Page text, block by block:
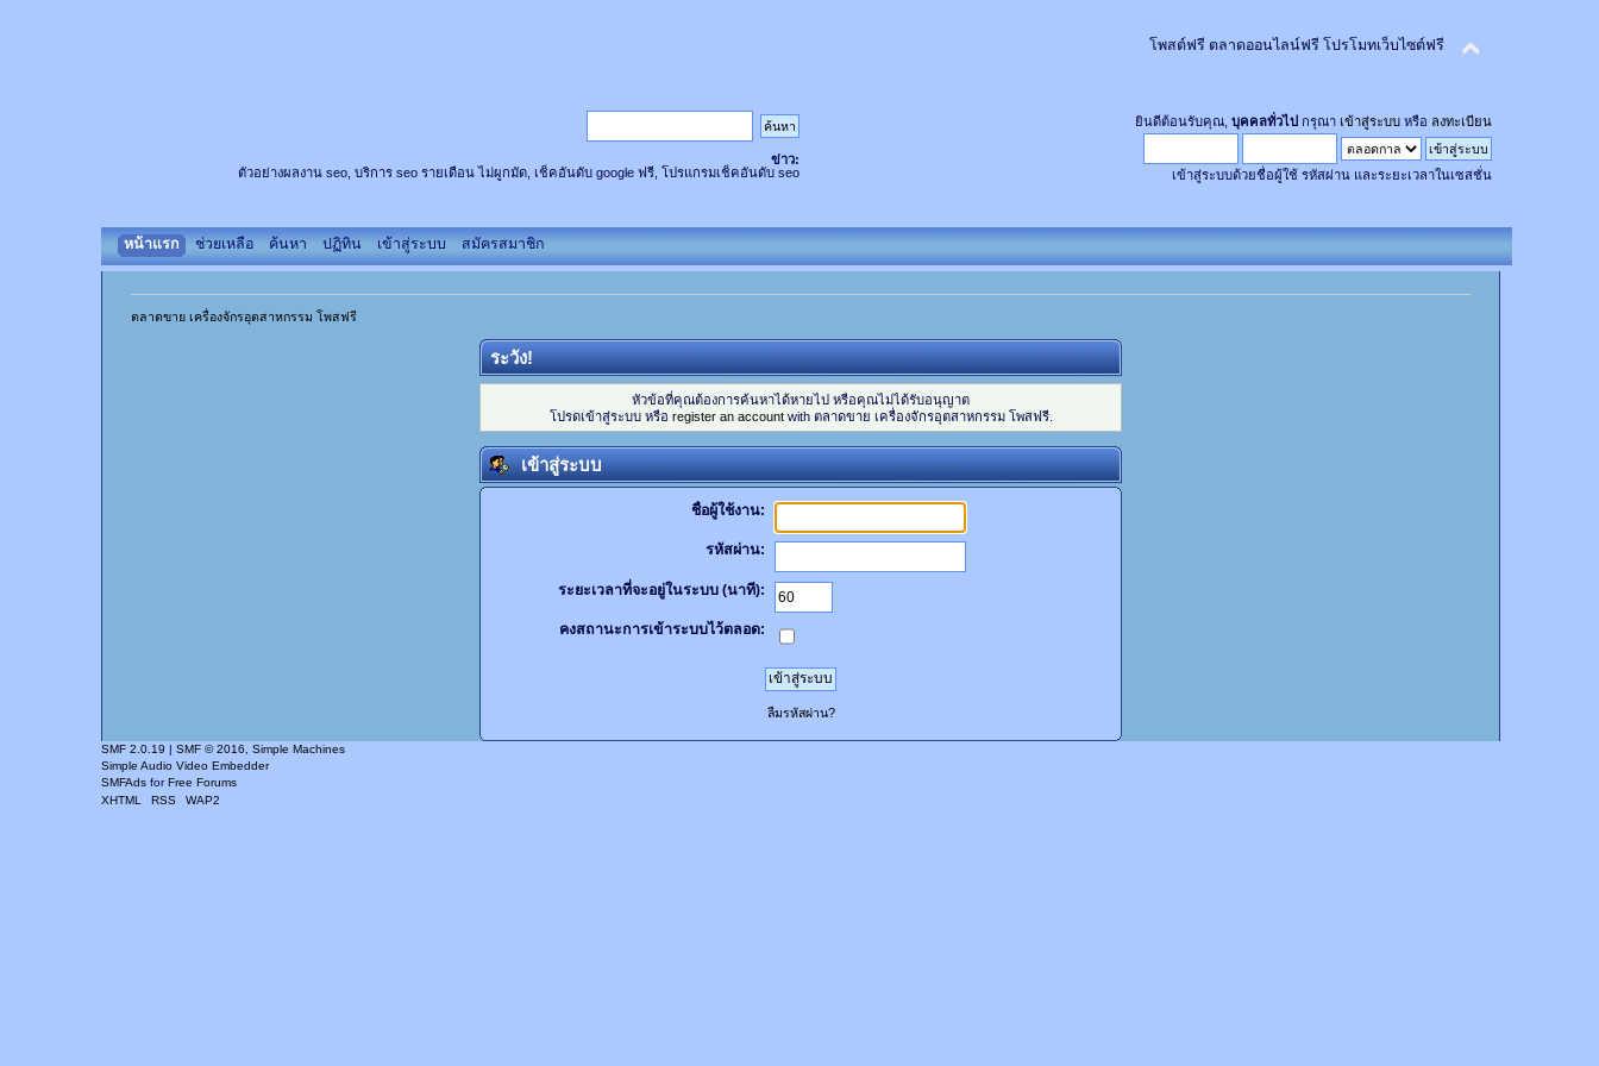
โพสต์ฟรี ตลาดออนไลน์ฟรี โปรโมทเว็บไซต์ฟรี
ยินดีต้อนรับคุณ, บุคคลทั่วไป กรุณา เข้าสู่ระบบหรือ ลงทะเบียน
เข้าสู่ระบบด้วยชื่อผู้ใช้ รหัสผ่าน และระยะเวลาในเซสชั่น
ข่าว:
ตัวอย่างผลงาน seo, บริการ seo รายเดือน ไม่ผูกมัด, เช็คอันดับ google ฟรี, โปรแกรมเช็คอันดับ seo
หน้าแรก ช่วยเหลือ ค้นหา ปฏิทิน เข้าสู่ระบบ สมัครสมาชิก
ตลาดขาย เครื่องจักรอุตสาหกรรม โพสฟรี
ระวัง!
หัวข้อที่คุณต้องการค้นหาได้หายไป หรือคุณไม่ได้รับอนุญาต
โปรดเข้าสู่ระบบ หรือ register an accountwith ตลาดขาย เครื่องจักรอุตสาหกรรม โพสฟรี.
เข้าสู่ระบบ
ชื่อผู้ใช้งาน:
รหัสผ่าน:
ระยะเวลาที่จะอยู่ในระบบ (นาที):
คงสถานะการเข้าระบบไว้ตลอด:
ลืมรหัสผ่าน?
SMF 2.0.19 |SMF © 2016,Simple Machines
Simple Audio Video Embedder
SMFAds for Free Forums
XHTML
RSS WAP2